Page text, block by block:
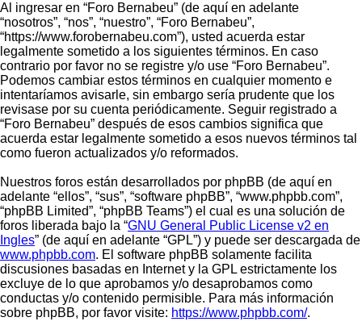
Al ingresar en “Foro Bernabeu” (de aquí en adelante
“nosotros”, “nos”, “nuestro”, “Foro Bernabeu”,
“https://www.forobernabeu.com”), usted acuerda estar
legalmente sometido a los siguientes términos. En caso
contrario por favor no se registre y/o use “Foro Bernabeu”.
Podemos cambiar estos términos en cualquier momento e
intentaríamos avisarle, sin embargo sería prudente que los
revisase por su cuenta periódicamente. Seguir registrado a
“Foro Bernabeu” después de esos cambios significa que
acuerda estar legalmente sometido a esos nuevos términos tal
como fueron actualizados y/o reformados.
Nuestros foros están desarrollados por phpBB (de aquí en
adelante “ellos”, “sus”, “software phpBB”, “www.phpbb.com”,
“phpBB Limited”, “phpBB Teams”) el cual es una solución de
foros liberada bajo la “GNU General Public License v2 en
Ingles” (de aquí en adelante “GPL”) y puede ser descargada de
www.phpbb.com. El software phpBB solamente facilita
discusiones basadas en Internet y la GPL estrictamente los
excluye de lo que aprobamos y/o desaprobamos como
conductas y/o contenido permisible. Para más información
sobre phpBB, por favor visite: https://www.phpbb.com/.